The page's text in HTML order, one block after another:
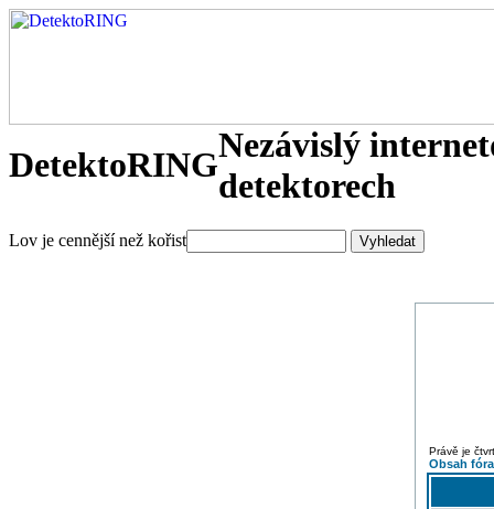
DetektoRINGNezávislý
detektorech
Lov je cennější než kořist
Právě je
Obsah